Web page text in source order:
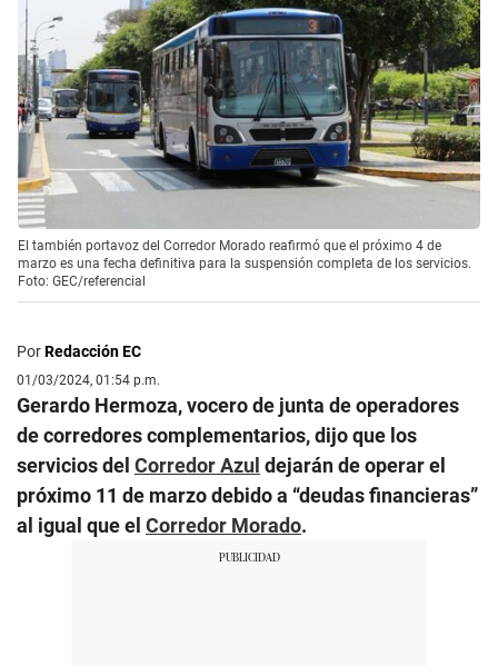
El también portavoz del Corredor Morado reafirmó que el próximo 4 de
marzo es una fecha definitiva para la suspensión completa de los servicios.
Foto: GEC/referencial
PorRedacción EC
01/03/2024, 01:54 p.m.
Gerardo Hermoza, vocero de junta de operadores
de corredores complementarios, dijo que los
servicios del Corredor Azul dejarán de operar el
próximo 11 de marzo debido a “deudas financieras”
al igual que el Corredor Morado.